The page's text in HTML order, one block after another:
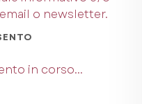
o newsletter.
in corso...